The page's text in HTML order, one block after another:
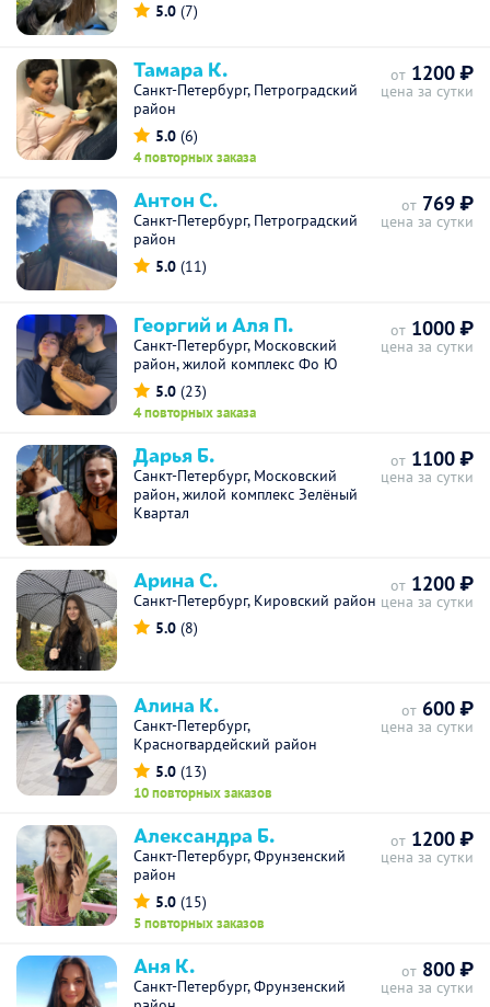
5.0 (7)
Тамара К.
Санкт-Петербург, Петроградский
район
5.0 (6)
4 повторных заказа
от 1200 ₽
цена за сутки
Антон С.
Санкт-Петербург, Петроградский
район
5.0 (11)
от 769 ₽
цена за сутки
Георгий и Аля П.
Санкт-Петербург, Московский
район, жилой комплекс Фо Ю
5.0 (23)
4 повторных заказа
от 1000 ₽
цена за сутки
Дарья Б.
Санкт-Петербург, Московский
район, жилой комплекс Зелёный
Квартал
от 1100 ₽
цена за сутки
Арина С.
Санкт-Петербург, Кировский район
5.0 (8)
от 1200 ₽
цена за сутки
Алина К.
Санкт-Петербург,
Красногвардейский район
5.0 (13)
10 повторных заказов
от 600 ₽
цена за сутки
Александра Б.
Санкт-Петербург, Фрунзенский
район
5.0 (15)
5 повторных заказов
от 1200 ₽
цена за сутки
Аня К.
Санкт-Петербург, Фрунзенский
от 800 ₽
цена за сутки